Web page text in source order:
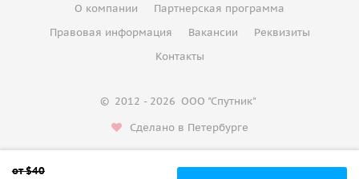
О компании
Партнерская программа
Правовая информация
Вакансии
Реквизиты
Контакты
© 2012 - 2026 ООО "Спутник"
Сделано в Петербурге